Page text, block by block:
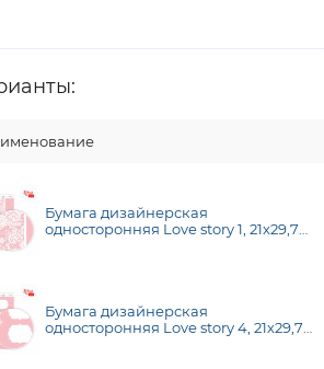
Бумага дизайнерская
односторонняя Love story 1, 21х29,7
Бумага дизайнерская
односторонняя Love story 4, 21х29,7